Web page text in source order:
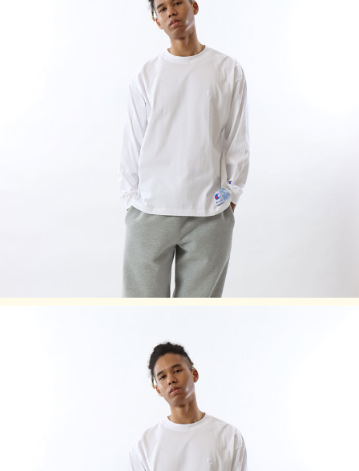
素材： 26s/1 天竺（コットン100%）
特徴：チャンピオン Tシャツ 前身頃にChampion(チャンピオ
ガーメントウォッシュ と呼ばれる加工法で、リアルな古着
の表情を追求していたチャンピオンのTシャツです。
バインダーネック仕様。